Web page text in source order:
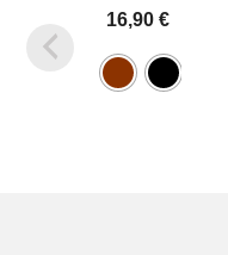
16,90€